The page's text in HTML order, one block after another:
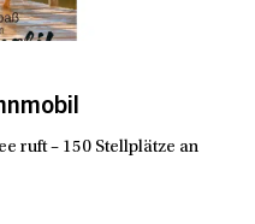
ruft – 150 Stellplätze an